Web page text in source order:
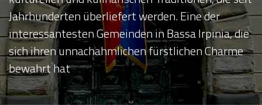
Jahrhunderten überliefert werden. Eine der
interessantesten Gemeinden in Bassa Irpinia, die
sich ihren unnachahmlichen fürstlichen Charme
bewahrt hat